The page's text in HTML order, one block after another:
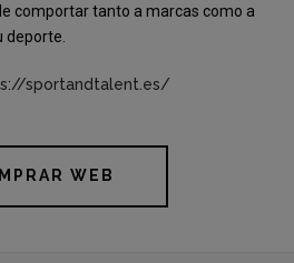
comportar tanto a marcas como a
deporte.
sportandtalent.es/
WEB